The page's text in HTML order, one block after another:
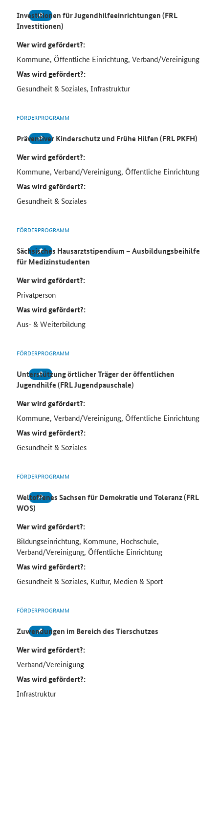
Investitionen für Jugendhilfeeinrichtungen (FRL
Investitionen)
Wer wird gefördert?:
Kommune, Öffentliche Einrichtung, Verband/Vereinigung
Was wird gefördert?:
Gesundheit & Soziales, Infrastruktur
FÖRDERPROGRAMM
Präventiver Kinderschutz und Frühe Hilfen (FRL PKFH)
Wer wird gefördert?:
Kommune, Verband/Vereinigung, Öffentliche Einrichtung
Was wird gefördert?:
Gesundheit & Soziales
FÖRDERPROGRAMM
Sächsisches Hausarztstipendium – Ausbildungsbeihilfe
für Medizinstudenten
Wer wird gefördert?:
Privatperson
Was wird gefördert?:
Aus- & Weiterbildung
FÖRDERPROGRAMM
Unterstützung örtlicher Träger der öffentlichen
Jugendhilfe (FRL Jugendpauschale)
Wer wird gefördert?:
Kommune, Verband/Vereinigung, Öffentliche Einrichtung
Was wird gefördert?:
Gesundheit & Soziales
FÖRDERPROGRAMM
Weltoffenes Sachsen für Demokratie und Toleranz (FRL
WOS)
Wer wird gefördert?:
Bildungseinrichtung, Kommune, Hochschule,
Verband/Vereinigung, Öffentliche Einrichtung
Was wird gefördert?:
Gesundheit & Soziales, Kultur, Medien & Sport
FÖRDERPROGRAMM
Zuwendungen im Bereich des Tierschutzes
Wer wird gefördert?:
Verband/Vereinigung
Was wird gefördert?:
Infrastruktur